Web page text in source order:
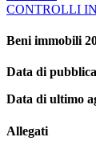
CONTROLLI
Beni immobili
Data di
Data di ultimo
Allegati